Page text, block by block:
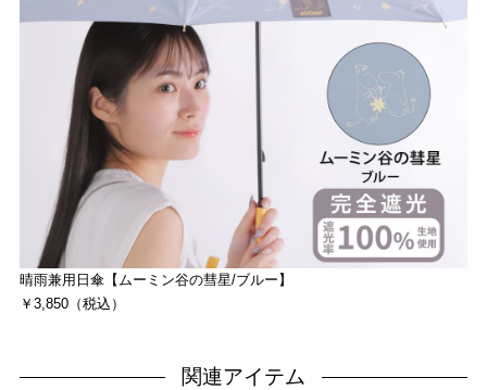
晴雨兼用日傘【ムーミン谷の彗星/ブルー】
￥3,850（税込）
関連アイテム